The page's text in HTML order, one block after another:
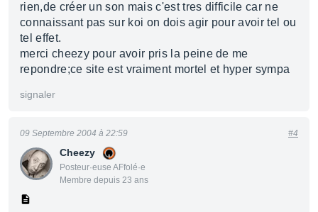
rien,de créer un son mais c'est tres difficile car ne
connaissant pas sur koi on dois agir pour avoir tel ou
tel effet.
merci cheezy pour avoir pris la peine de me
repondre;ce site est vraiment mortel et hyper sympa
signaler
Cheezy
Posteur·euse AFfolé·e
Membre depuis 23 ans
09 Septembre 2004 à 22:59 #4